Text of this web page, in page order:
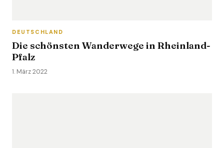
DEUTSCHLAND
Die schönsten Wanderwege in Rheinland-
Pfalz
1. März 2022